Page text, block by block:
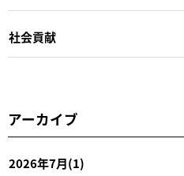
社会貢献
アーカイブ
2026年7月(1)